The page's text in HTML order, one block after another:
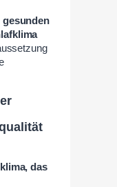
gesunden
das